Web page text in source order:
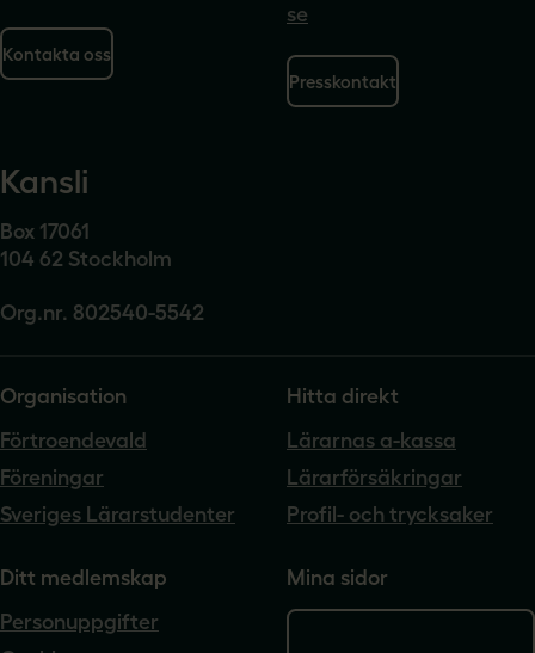
Kontakta oss
se
Presskontakt
Kansli
Box 17061
104 62 Stockholm
Org.nr. 802540-5542
Organisation
Förtroendevald
Föreningar
Sveriges Lärarstudenter
Hitta direkt
Lärarnas a-kassa
Lärarförsäkringar
Profil- och trycksaker
Ditt medlemskap
Personuppgifter
Mina sidor